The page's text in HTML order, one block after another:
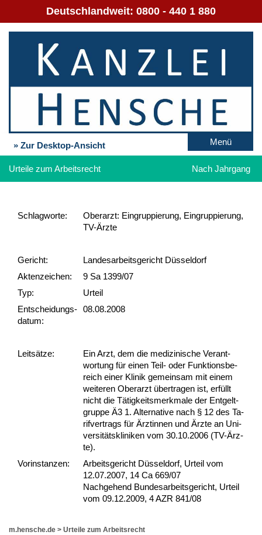
Deutschlandweit: 0800 - 440 1 880
» Zur Desktop-Ansicht Menü
Urteile zum Arbeitsrecht Nach Jahrgang
Schlag­worte:
Oberarzt: Eingruppierung, Eingruppierung,
TV-Ärzte
Gericht:
Landesarbeitsgericht Düsseldorf
Akten­zeichen:
9 Sa 1399/07
Typ:
Urteil
Ent­scheid­ungs­
datum:
08.08.2008
Leit­sätze:
Ein Arzt, dem die me­di­zi­ni­sche Ver­ant­
wor­tung für ei­nen Teil- oder Funk­ti­ons­be­
reich ei­ner Kli­nik ge­mein­sam mit ei­nem
wei­te­ren Ober­arzt über­tra­gen ist, erfüllt
nicht die Tätig­keits­merk­ma­le der Ent­gelt­
grup­pe Ä3 1. Al­ter­na­ti­ve nach § 12 des Ta­
rif­ver­trags für Ärz­tin­nen und Ärz­te an Uni­
ver­sitätskli­ni­ken vom 30.10.2006 (TV-Ärz­
te).
Vor­ins­tan­zen:
Arbeitsgericht Düsseldorf, Urteil vom
12.07.2007, 14 Ca 669/07
Nachgehend Bundesarbeitsgericht, Urteil
vom 09.12.2009, 4 AZR 841/08
m.hensche.de > Urteile zum Arbeitsrecht